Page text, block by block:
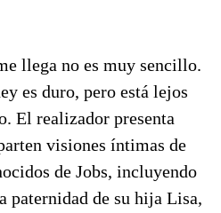
llega no es muy sencillo.
es duro, pero está lejos
El realizador presenta
visiones íntimas de
de Jobs, incluyendo
paternidad de su hija Lisa,